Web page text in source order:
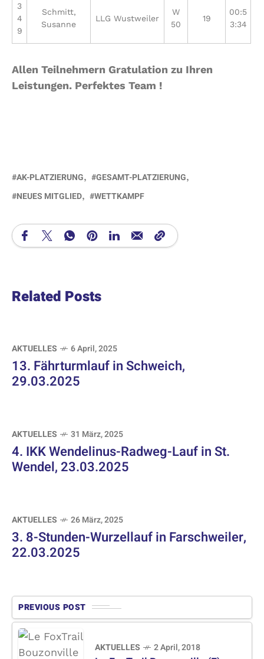
3
4
9
Schmitt,
Susanne
LLG Wustweiler
W
50
19
00:5
3:34
Allen Teilnehmern Gratulation zu Ihren
Leistungen. Perfektes Team !
AK-PLATZIERUNG
GESAMT-PLATZIERUNG
NEUES MITGLIED
WETTKAMPF
Related Posts
AKTUELLES 6 April, 2025
13. Fährturmlauf in Schweich,
29.03.2025
AKTUELLES 31 März, 2025
4. IKK Wendelinus-Radweg-Lauf in St.
Wendel, 23.03.2025
AKTUELLES 26 März, 2025
3. 8-Stunden-Wurzellauf in Farschweiler,
22.03.2025
PREVIOUS POST
AKTUELLES 2 April, 2018